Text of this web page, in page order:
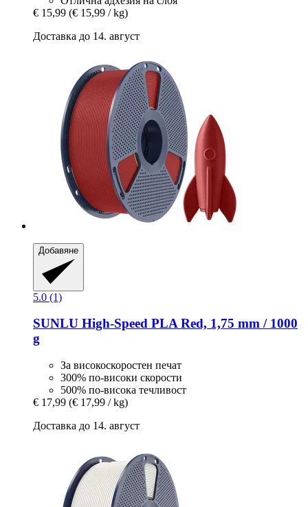
€ 15,99 (€ 15,99 / kg)
Доставка до 14. август
Добавяне
5.0 (1)
SUNLU High-​Speed PLA Red, 1,75 mm / 1000
g
За високоскоростен печат
300% по-високи скорости
500% по-висока течливост
€ 17,99 (€ 17,99 / kg)
Доставка до 14. август